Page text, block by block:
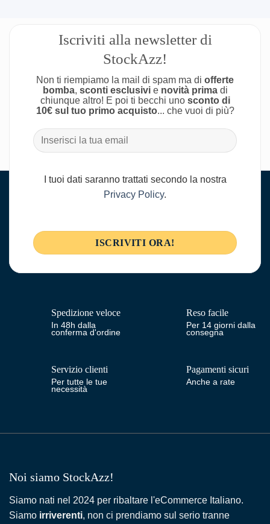
Iscriviti alla newsletter di
StockAzz!
Non ti riempiamo la mail di spam ma di offerte
bomba, sconti esclusivie novità primadi
chiunque altro! E poi ti becchi uno sconto di
10€ sul tuo primo acquisto... che vuoi di più?
I tuoi dati saranno trattati secondo la nostra
Privacy Policy.
Spedizione veloce
In 48h dalla
conferma d'ordine
Reso facile
Per 14 giorni dalla
consegna
Servizio clienti
Per tutte le tue
necessità
Pagamenti sicuri
Anche a rate
Noi siamo StockAzz!
Siamo nati nel 2024 per ribaltare l'eCommerce Italiano.
Siamo irriverenti, non ci prendiamo sul serio tranne